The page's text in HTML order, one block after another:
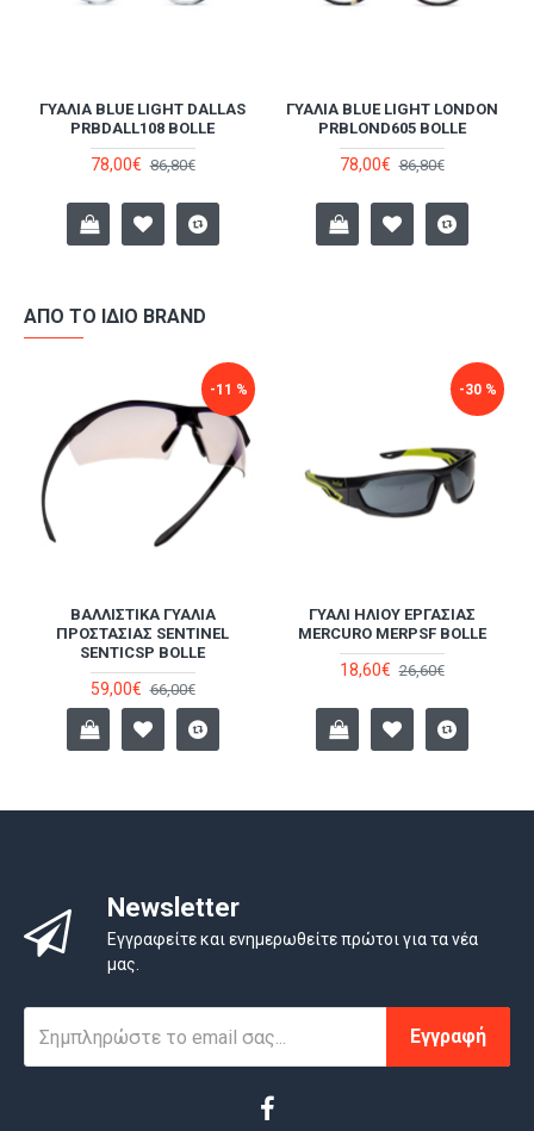
ΓΥΑΛΙΆ BLUE LIGHT DALLAS
PRBDALL108 BOLLE
78,00€ 86,80€
ΓΥΑΛΙΆ BLUE LIGHT LONDON
PRBLOND605 BOLLE
78,00€ 86,80€
ΑΠΌ ΤΟ ΊΔΙΟ BRAND
-11 %
ΒΑΛΛΙΣΤΙΚΆ ΓΥΑΛΙΆ
ΠΡΟΣΤΑΣΊΑΣ SENTINEL
SENTICSP BOLLE
59,00€ 66,00€
-30 %
ΓΥΑΛΊ ΗΛΊΟΥ ΕΡΓΑΣΊΑΣ
MERCURO MERPSF BOLLE
18,60€ 26,60€
Newsletter
Εγγραφείτε και ενημερωθείτε πρώτοι για τα νέα
μας.
Εγγραφή